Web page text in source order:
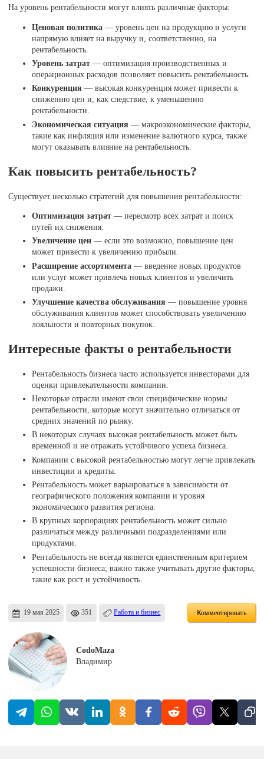
На уровень рентабельности могут влиять различные факторы:
Ценовая политика — уровень цен на продукцию и услуги
напрямую влияет на выручку и, соответственно, на
рентабельность.
Уровень затрат — оптимизация производственных и
операционных расходов позволяет повысить рентабельность.
Конкуренция — высокая конкуренция может привести к
снижению цен и, как следствие, к уменьшению
рентабельности.
Экономическая ситуация — макроэкономические факторы,
такие как инфляция или изменение валютного курса, также
могут оказывать влияние на рентабельность.
Как повысить рентабельность?
Существует несколько стратегий для повышения рентабельности:
Оптимизация затрат — пересмотр всех затрат и поиск
путей их снижения.
Увеличение цен — если это возможно, повышение цен
может привести к увеличению прибыли.
Расширение ассортимента — введение новых продуктов
или услуг может привлечь новых клиентов и увеличить
продажи.
Улучшение качества обслуживания — повышение уровня
обслуживания клиентов может способствовать увеличению
лояльности и повторных покупок.
Интересные факты о рентабельности
Рентабельность бизнеса часто используется инвесторами для
оценки привлекательности компании.
Некоторые отрасли имеют свои специфические нормы
рентабельности, которые могут значительно отличаться от
средних значений по рынку.
В некоторых случаях высокая рентабельность может быть
временной и не отражать устойчивого успеха бизнеса.
Компании с высокой рентабельностью могут легче привлекать
инвестиции и кредиты.
Рентабельность может варьироваться в зависимости от
географического положения компании и уровня
экономического развития региона.
В крупных корпорациях рентабельность может сильно
различаться между различными подразделениями или
продуктами.
Рентабельность не всегда является единственным критерием
успешности бизнеса; важно также учитывать другие факторы,
такие как рост и устойчивость.
19 мая 2025 351 Работа и бизнес Комментировать
CodoMaza
Владимир